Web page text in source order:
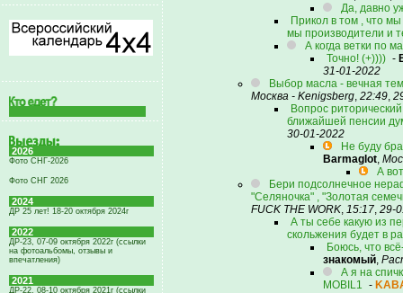
2026
Фото СНГ-2026
Фото СНГ 2026
2024
ДР 25 лет! 18-20 октября 2024г
2022
ДР-23, 07-09 октября 2022г (ссылки
на фотоальбомы, отзывы и
впечатления)
2021
ДР-22, 08-10 октября 2021г (ссылки
Да, давно
Прикол в том , что
мы производители и
А когда ветки по
Точно! (+)))) -
31-01-2022
Выбор масла - вечная
Москва - Kenigsberg, 22:49,
Вопрос
ближайшей пенсии
30-01-2022
Не буду
Barmaglot,
А
Бери подсолнечное
"Селяночка" , "Золотая
FUCK THE WORK, 15:17, 29-
А ты себе какую из
скольжения будет в
Боюсь, что
знакомый,
А я на
MOBIL1 -